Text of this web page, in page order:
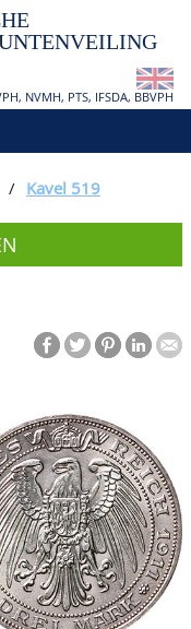
NVMH, PTS, IFSDA, BBVPH
/ Kavel 519